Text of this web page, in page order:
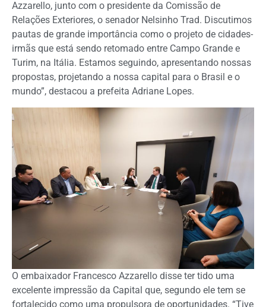
Azzarello, junto com o presidente da Comissão de
Relações Exteriores, o senador Nelsinho Trad. Discutimos
pautas de grande importância como o projeto de cidades-
irmãs que está sendo retomado entre Campo Grande e
Turim, na Itália. Estamos seguindo, apresentando nossas
propostas, projetando a nossa capital para o Brasil e o
mundo”, destacou a prefeita Adriane Lopes.
O embaixador Francesco Azzarello disse ter tido uma
excelente impressão da Capital que, segundo ele tem se
fortalecido como uma propulsora de oportunidades. “Tive